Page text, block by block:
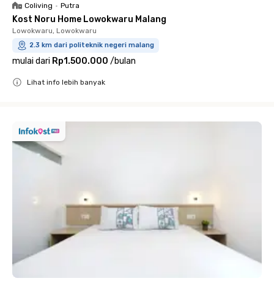
Coliving • Putra
Kost Noru Home Lowokwaru Malang
Lowokwaru, Lowokwaru
2.3 km dari politeknik negeri malang
mulai dari Rp1.500.000 /bulan
Lihat info lebih banyak